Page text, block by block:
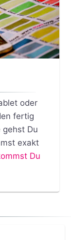
oder
fertig
gehst Du
exakt
Du